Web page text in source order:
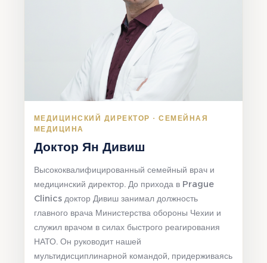
МЕДИЦИНСКИЙ ДИРЕКТОР · СЕМЕЙНАЯ
МЕДИЦИНА
Доктор Ян Дивиш
Высококвалифицированный семейный врач и
медицинский директор. До прихода в Prague
Clinics доктор Дивиш занимал должность
главного врача Министерства обороны Чехии и
служил врачом в силах быстрого реагирования
НАТО. Он руководит нашей
мультидисциплинарной командой, придерживаясь